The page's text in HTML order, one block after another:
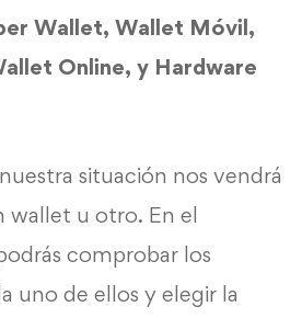
Wallet, Wallet Móvil,
Online, y Hardware
situación nos vendrá
wallet u otro. En el
comprobar los
uno de ellos y elegir la